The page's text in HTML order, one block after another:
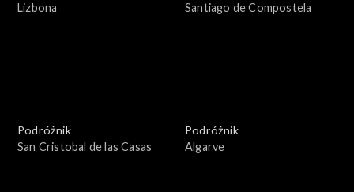
Lizbona
Santiago de Compostela
Podróżnik
San Cristobal de las Casas
Podróżnik
Algarve